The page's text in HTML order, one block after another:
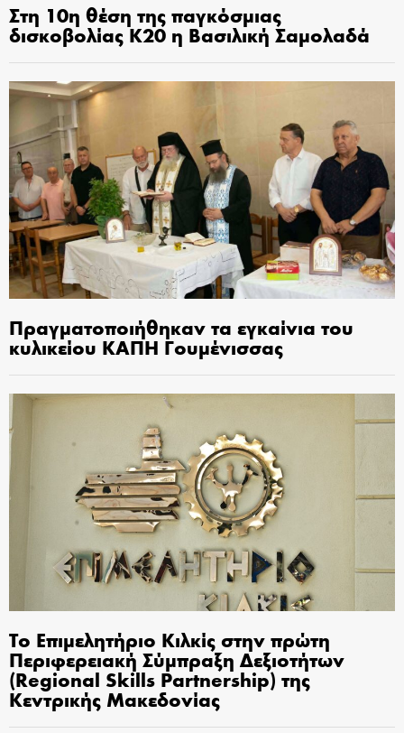
Στη 10η θέση της παγκόσμιας
δισκοβολίας Κ20 η Βασιλική Σαμολαδά
Πραγματοποιήθηκαν τα εγκαίνια του
κυλικείου ΚΑΠΗ Γουμένισσας
Το Επιμελητήριο Κιλκίς στην πρώτη
Περιφερειακή Σύμπραξη Δεξιοτήτων
(Regional Skills Partnership) της
Κεντρικής Μακεδονίας